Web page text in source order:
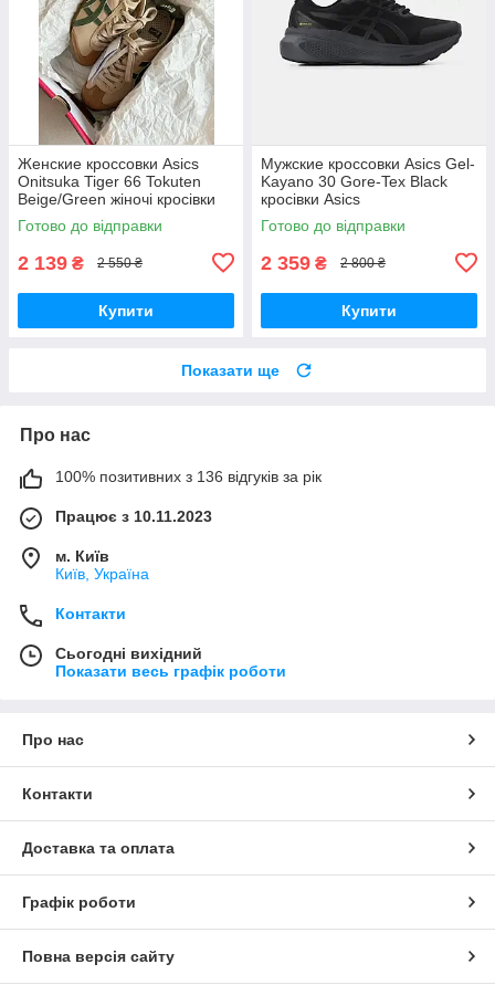
Женские кроссовки Asics
Onitsuka Tiger 66 Tokuten
Beige/Green жіночі кросівки
Asics
Готово до відправки
2 139 ₴ 2 550 ₴
Купити
Мужские кроссовки Asics Gel-
Kayano 30 Gore-Tex Black
кросівки Asics
Готово до відправки
2 359 ₴ 2 800 ₴
Купити
Показати ще
Про нас
100% позитивних з 136 відгуків за рік
Працює з 10.11.2023
м. Київ
Київ, Україна
Контакти
Сьогодні вихідний
Показати весь графік роботи
Про нас
Контакти
Доставка та оплата
Графік роботи
Повна версія сайту